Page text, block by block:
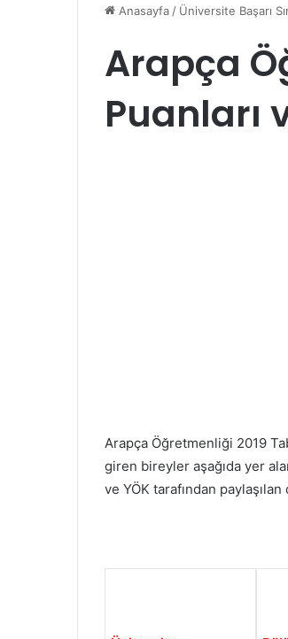
Anasayfa/ Üniversite Başarı
Arapça
Puanları
Arapça Öğretmenliği 2019
giren bireyler aşağıda yer
ve YÖK tarafından